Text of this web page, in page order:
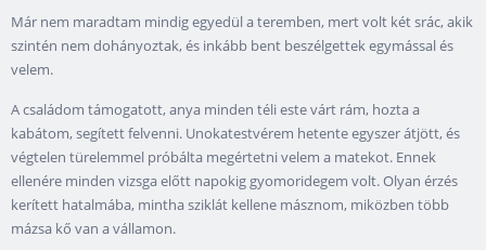
Már nem maradtam mindig egyedül a teremben, mert volt két srác, akik
szintén nem dohányoztak, és inkább bent beszélgettek egymással és
velem.
A családom támogatott, anya minden téli este várt rám, hozta a
kabátom, segített felvenni. Unokatestvérem hetente egyszer átjött, és
végtelen türelemmel próbálta megértetni velem a matekot. Ennek
ellenére minden vizsga előtt napokig gyomoridegem volt. Olyan érzés
kerített hatalmába, mintha sziklát kellene másznom, miközben több
mázsa kő van a vállamon.